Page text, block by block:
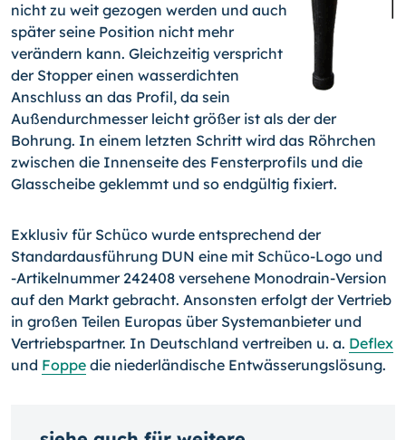
nicht zu weit gezogen werden und auch
später seine Position nicht mehr
verändern kann. Gleichzeitig verspricht
der Stopper einen wasserdichten
Anschluss an das Profil, da sein
Außendurchmesser leicht größer ist als der der
Bohrung. In einem letzten Schritt wird das Röhrchen
zwischen die Innenseite des Fensterprofils und die
Glasscheibe geklemmt und so endgültig fixiert.
Exklusiv für Schüco wurde entsprechend der
Standardausführung DUN eine mit Schüco-Logo und
-Artikelnummer242408 versehene Monodrain-Version
auf den Markt gebracht. Ansonsten erfolgt der Vertrieb
in großen Teilen Europas über Systemanbieter und
Vertriebspartner. In Deutschland vertreiben u. a. Deflex
und Foppe die niederländische Entwässerungslösung.